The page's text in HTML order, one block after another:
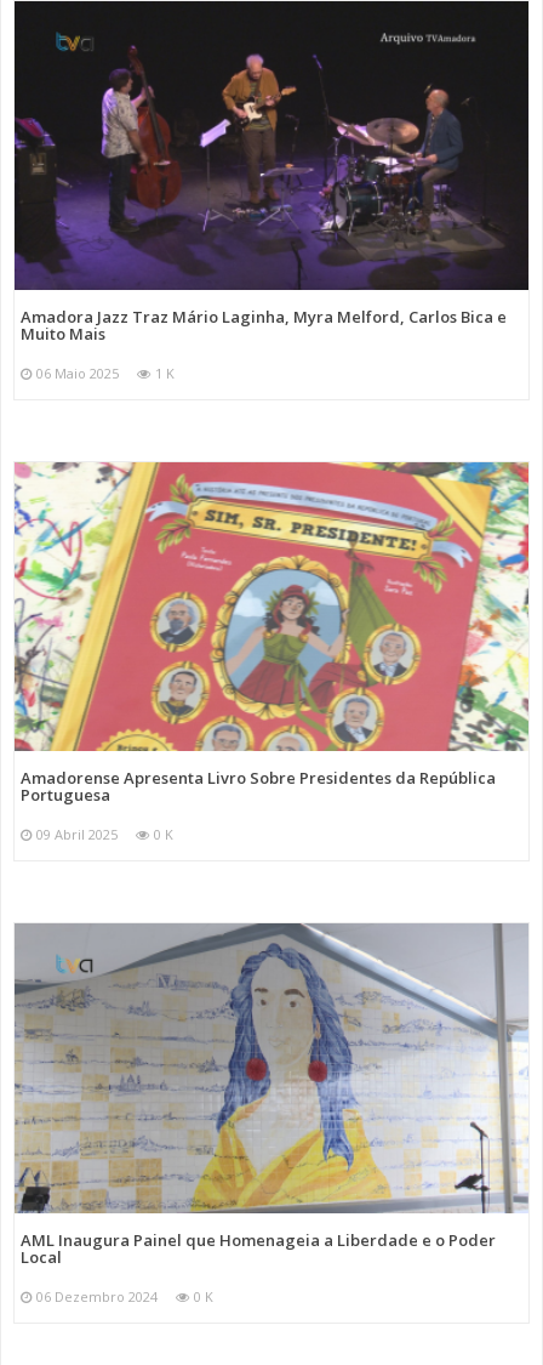
Amadora Jazz Traz Mário Laginha, Myra Melford, Carlos Bica e
Muito Mais
06 Maio 2025 1 K
Amadorense Apresenta Livro Sobre Presidentes da República
Portuguesa
09 Abril 2025 0 K
AML Inaugura Painel que Homenageia a Liberdade e o Poder
Local
06 Dezembro 2024 0 K